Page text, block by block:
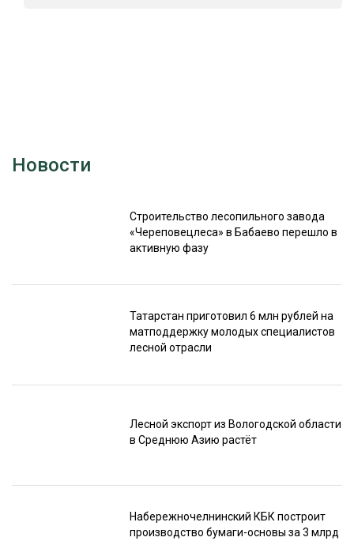
Новости
Строительство лесопильного завода
«Череповецлеса» в Бабаево перешло в
активную фазу
Татарстан приготовил 6 млн рублей на
матподдержку молодых специалистов
лесной отрасли
Лесной экспорт из Вологодской области
в Среднюю Азию растёт
Набережночелнинский КБК построит
производство бумаги-основы за 3 млрд